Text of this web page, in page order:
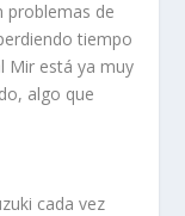
problemas de
tiempo
Mir está ya muy
algo que
cada vez